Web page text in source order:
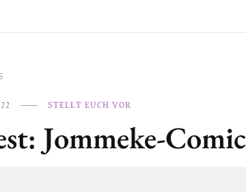
STELLT EUCH VOR
Jommeke-Comic